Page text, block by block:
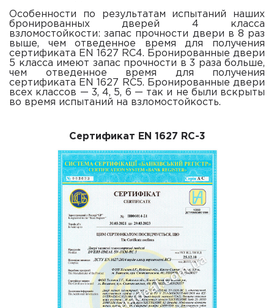
Особенности по результатам испытаний наших
бронированных дверей 4 класса
взломостойкости: запас прочности двери в 8 раз
выше, чем отведенное время для получения
сертификата EN 1627 RC4. Бронированные двери
5 класса имеют запас прочности в 3 раза больше,
чем отведенное время для получения
сертификата EN 1627 RC5. Бронированные двери
всех классов — 3, 4, 5, 6 — так и не были вскрыты
во время испытаний на взломостойкость.
Сертификат EN 1627 RC-3